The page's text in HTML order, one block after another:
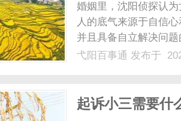
婚姻里，沈阳侦探认
人的底气来源于自信
并且具备自立解决问
不可动摇的底气。哪
弋阳百事通 发布于
起诉小三需要什